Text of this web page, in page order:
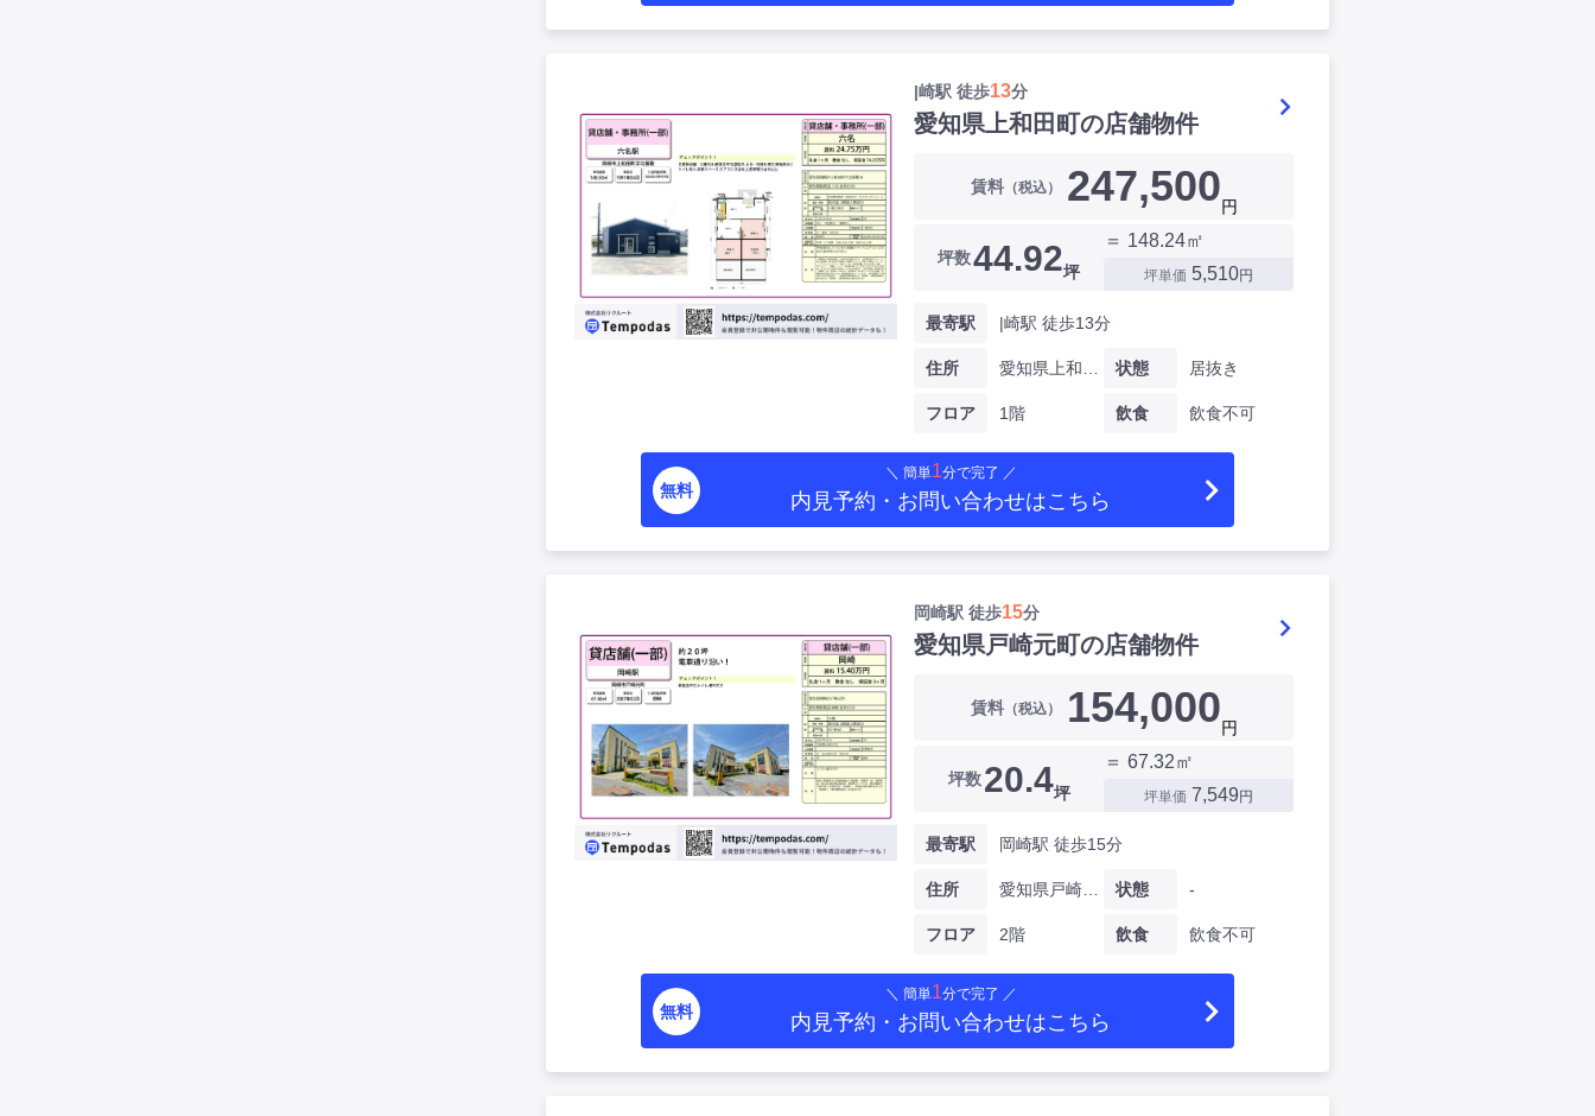
|崎駅 徒歩13分
愛知県上和田町の店舗物件
賃料（税込） 247,500円
坪数44.92坪
＝ 148.24㎡
坪単価 5,510円
最寄駅 |崎駅 徒歩13分
住所
フロア 1階
状態 居抜き
飲食 飲食不可
無料
＼ 簡単1分で完了 ／
内見予約・お問い合わせはこちら
岡崎駅 徒歩15分
愛知県戸崎元町の店舗物件
賃料（税込） 154,000円
坪数 20.4坪
＝ 67.32㎡
坪単価 7,549 円
最寄駅 岡崎駅 徒歩15分
住所
フロア 2階
状態 -
飲食 飲食不可
無料
＼ 簡単1分で完了 ／
内見予約・お問い合わせはこちら